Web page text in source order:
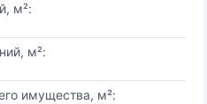
м²:
м²:
имущества, м²: